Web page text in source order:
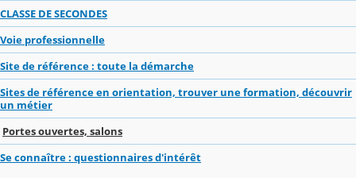
CLASSE DE SECONDES
Voie professionnelle
Site de référence : toute la démarche
Sites de référence en orientation, trouver une formation, découvrir
un métier
Portes ouvertes, salons
Se connaître : questionnaires d'intérêt